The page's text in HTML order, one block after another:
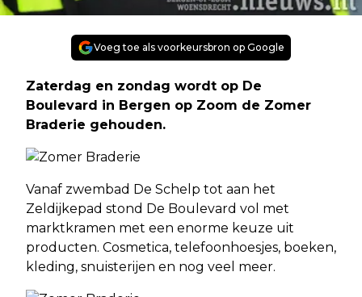
Voeg toe als voorkeursbron op Google
Zaterdag en zondag wordt op De
Boulevard in Bergen op Zoom de Zomer
Braderie gehouden.
Vanaf zwembad De Schelp tot aan het
Zeldijkepad stond De Boulevard vol met
marktkramen met een enorme keuze uit
producten. Cosmetica, telefoonhoesjes, boeken,
kleding, snuisterijen en nog veel meer.